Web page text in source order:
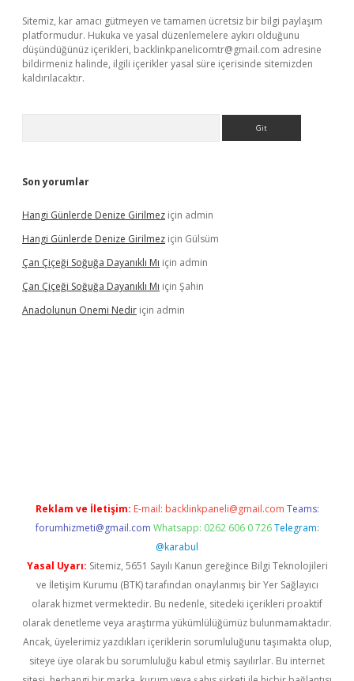
Sitemiz, kar amacı gütmeyen ve tamamen ücretsiz bir bilgi paylaşım
platformudur. Hukuka ve yasal düzenlemelere aykırı olduğunu
düşündüğünüz içerikleri, backlinkpanelicomtr@gmail.com adresine
bildirmeniz halinde, ilgili içerikler yasal süre içerisinde sitemizden
kaldırılacaktır.
Son yorumlar
Hangi Günlerde Denize Girilmez için admin
Hangi Günlerde Denize Girilmez için Gülsüm
Çan Çiçeği Soğuğa Dayanıklı Mı için admin
Çan Çiçeği Soğuğa Dayanıklı Mı için Şahin
Anadolunun Onemi Nedir için admin
Reklam ve İletişim: E-mail: backlinkpaneli@gmail.com Teams:
forumhizmeti@gmail.com Whatsapp: 0262 606 0 726 Telegram:
@karabul
Yasal Uyarı: Sitemiz, 5651 Sayılı Kanun gereğince Bilgi Teknolojileri
ve İletişim Kurumu (BTK) tarafından onaylanmış bir Yer Sağlayıcı
olarak hizmet vermektedir. Bu nedenle, sitedeki içerikleri proaktif
olarak denetleme veya araştırma yükümlülüğümüz bulunmamaktadır.
Ancak, üyelerimiz yazdıkları içeriklerin sorumluluğunu taşımakta olup,
siteye üye olarak bu sorumluluğu kabul etmiş sayılırlar. Bu internet